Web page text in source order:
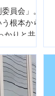
員会」。
根本から
りと共通
ルが見え